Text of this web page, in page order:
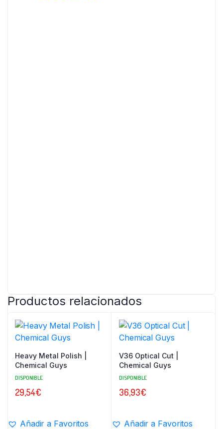
Productos relacionados
Heavy Metal Polish |
Chemical Guys
DISPONIBLE
29,54€
Añadir a Favoritos
V36 Optical Cut |
Chemical Guys
DISPONIBLE
36,93€
Añadir a Favoritos